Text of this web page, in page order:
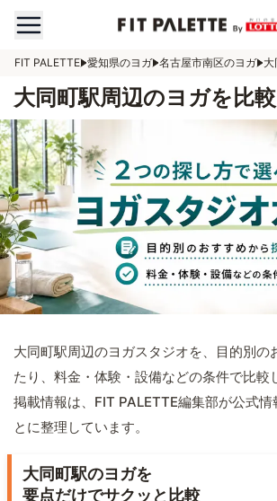
FIT PALETTE 愛知県のヨガ 名古屋市南区のヨガ
大同町駅周辺のヨガを比
大同町駅周辺のヨガスタジオを、目的別の
たり、料金・体験・設備などの条件で比較
掲載情報は、FIT PALETTE編集部が公式情
とに整理しています。
大同町駅のヨガを
要点だけでサクッと比較